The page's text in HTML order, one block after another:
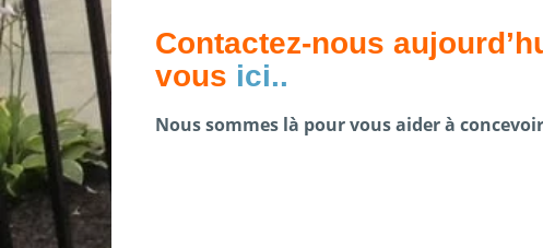
Contactez-nous
vous ici..
Nous sommes là pour vous aider à